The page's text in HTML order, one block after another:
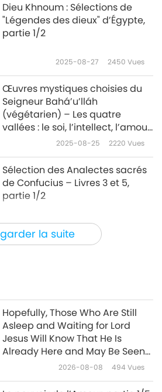
la suite
Dieu Khnoum : Sélections de
"Légendes des dieux" d’Égypte,
partie 1/2
2025-08-27 2450 Vues
Œuvres mystiques choisies du
Seigneur Bahá’u’lláh
(végétarien) – Les quatre
vallées : le soi, l’intellect, l’amour
et l’unité, partie 1/2
2025-08-25 2220 Vues
Sélection des Analectes sacrés
de Confucius – Livres 3 et 5,
partie 1/2
2025-08-22
Naam, le souvenir éternel : De
l’Écriture Sainte du Sikhisme –
Sri Guru Granth Sahib Ji, partie
Vues
Hopefully, Those Who Are Still
Asleep and Waiting for Lord
Jesus Will Know That He Is
Already Here and May Be Seen
on Supreme Master Television
2026-08-08 494 Vues